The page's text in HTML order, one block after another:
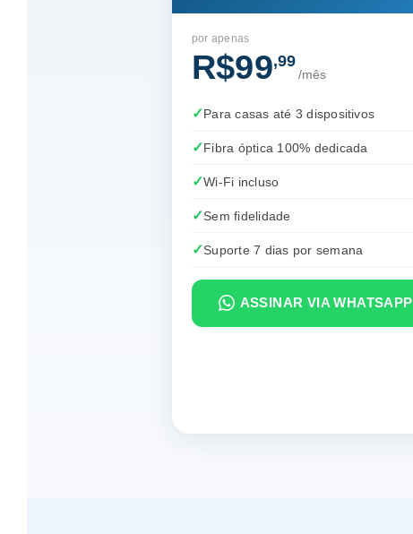
por apenas
R$99,99
/mês
Para casas até 3 dispositivos
Fibra óptica 100% dedicada
Wi-Fi incluso
Sem fidelidade
Suporte 7 dias por semana
ASSINAR VIA WHATSAPP